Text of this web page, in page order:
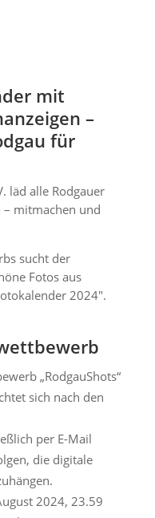
mit
–
für
läd alle Rodgauer
mitmachen und
sucht der
Fotos aus
2024″.
„RodgauShots“
sich nach den
per E-Mail
die digitale
2024, 23.59